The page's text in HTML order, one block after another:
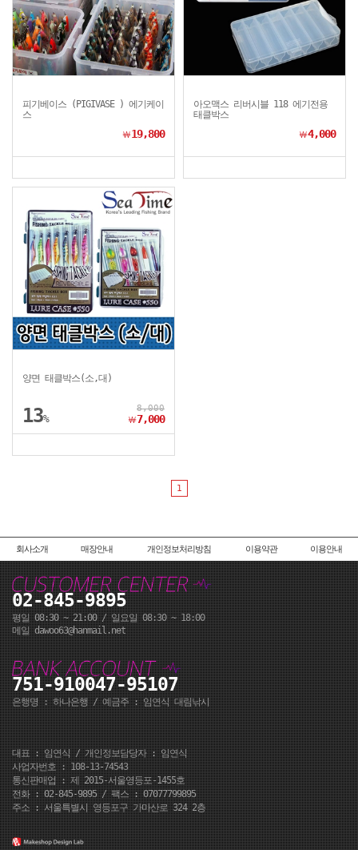
피기베이스 (PIGIVASE ) 에기케이
스
￦19,800
아오맥스 리버시블 118 에기전용
태클박스
￦4,000
양면 태클박스(소,대)
13%
8,000
￦7,000
1
회사소개 매장안내 개인정보처리방침 이용약관 이용안내
02-845-9895
평일 08:30 ~ 21:00 / 일요일 08:30 ~ 18:00
메일 dawoo63@hanmail.net
751-910047-95107
은행명 : 하나은행 / 예금주 : 임연식 대림낚시
대표 : 임연식 / 개인정보담당자 : 임연식
사업자번호 : 108-13-74543
통신판매업 : 제 2015-서울영등포-1455호
전화 : 02-845-9895 / 팩스 : 07077799895
주소 : 서울특별시 영등포구 가마산로 324 2층